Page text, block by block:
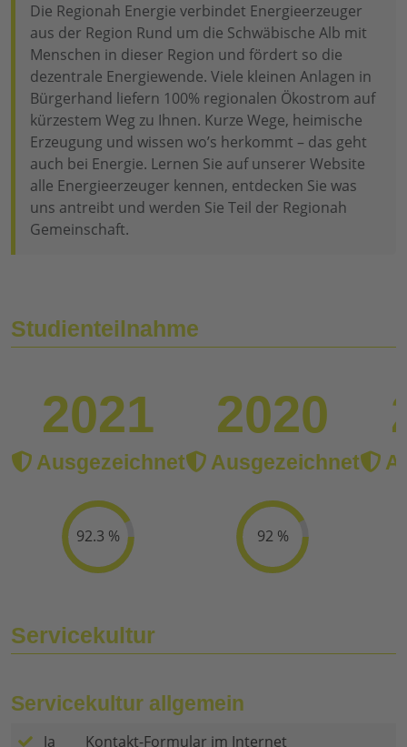
Die Regionah Energie verbindet Energieerzeuger
aus der Region Rund um die Schwäbische Alb mit
Menschen in dieser Region und fördert so die
dezentrale Energiewende. Viele kleinen Anlagen in
Bürgerhand liefern 100% regionalen Ökostrom auf
kürzestem Weg zu Ihnen. Kurze Wege, heimische
Erzeugung und wissen wo’s herkommt – das geht
auch bei Energie. Lernen Sie auf unserer Website
alle Energieerzeuger kennen, entdecken Sie was
uns antreibt und werden Sie Teil der Regionah
Gemeinschaft.
Studienteilnahme
2021
Ausgezeichnet
92.3 %
2020
Ausgezeichnet
92 %
Servicekultur
Servicekultur allgemein
Ja
Kontakt-Formular im Internet